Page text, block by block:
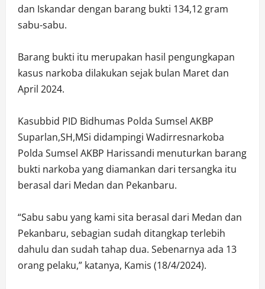
dan Iskandar dengan barang bukti 134,12 gram
sabu-sabu.
Barang bukti itu merupakan hasil pengungkapan
kasus narkoba dilakukan sejak bulan Maret dan
April 2024.
Kasubbid PID Bidhumas Polda Sumsel AKBP
Suparlan,SH,MSi didampingi Wadirresnarkoba
Polda Sumsel AKBP Harissandi menuturkan barang
bukti narkoba yang diamankan dari tersangka itu
berasal dari Medan dan Pekanbaru.
“Sabu sabu yang kami sita berasal dari Medan dan
Pekanbaru, sebagian sudah ditangkap terlebih
dahulu dan sudah tahap dua. Sebenarnya ada 13
orang pelaku,” katanya, Kamis (18/4/2024).